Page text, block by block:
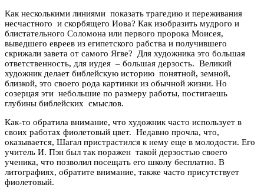
Как несколькими линиями показать трагедию и переживания
несчастного и скорбящего Иова? Как изобразить мудрого и
блистательного Соломона или первого пророка Моисея,
выведшего евреев из египетского рабства и получившего
скрижали завета от самого Ягве? Для художника это большая
ответственность, для иудея – большая дерзость. Великий
художник делает библейскую историю понятной, земной,
близкой, это своего рода картинки из обычной жизни. Но
созерцая эти небольшие по размеру работы, постигаешь
глубины библейских смыслов.
Как-то обратила внимание, что художник часто использует в
своих работах фиолетовый цвет. Недавно прочла, что,
оказывается, Шагал пристрастился к нему еще в молодости. Его
учитель И. Пэн был так поражен такой дерзостью своего
ученика, что позволил посещать его школу бесплатно. В
литографиях, обратите внимание, также часто присутствует
фиолетовый.